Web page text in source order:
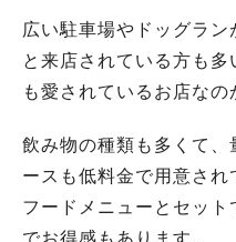
広い駐車場やドッグラン
と来店されている方も
も愛されているお店なの
飲み物の種類も多くて、
ースも低料金で用意さ
フードメニューとセッ